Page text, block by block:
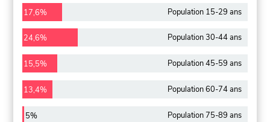
17,6% Population 15-29 ans
24,6% Population 30-44 ans
15,5% Population 45-59 ans
13,4% Population 60-74 ans
5% Population 75-89 ans